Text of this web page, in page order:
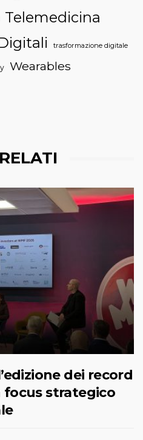
Telemedicina
trasformazione digitale
Wearables
dei record
focus strategico